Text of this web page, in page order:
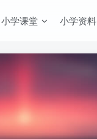
小学课堂 小学资料